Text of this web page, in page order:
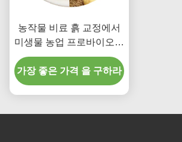
농작물 비료 흙 교정에서
미생물 농업 프로바이오틱
스
가장 좋은 가격 을 구하라